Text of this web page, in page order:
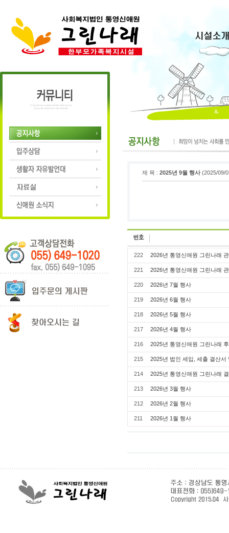
제 목 : 2025년 9월 행사 (2025/09/
222 2026년 통영신애원 그린나래
221 2026년 통영신애원 그린나래
220 2026년 7월 행사
219 2026년 6월 행사
218 2026년 5월 행사
217 2026년 4월 행사
216 2025년 통영신애원 그린나래
215 2025년 법인 세입, 세출 결산
214 2025년 통영신애원 그린나래
213 2026년 3월 행사
212 2026년 2월 행사
211 2026년 1월 행사